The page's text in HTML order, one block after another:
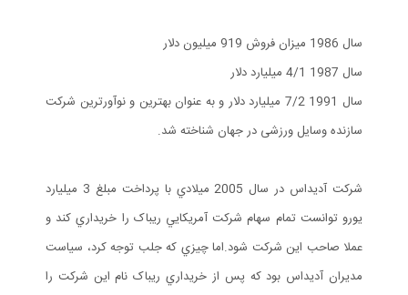
سال 1986 میزان فروش 919 میلیون دلار
سال 1987 4/1 میلیارد دلار
سال 1991 7/2 میلیارد دلار و به عنوان بهترین و نوآورترین شرکت
سازنده وسایل ورزشی در جهان شناخته شد.
شرکت آديداس در سال 2005 ميلادي با پرداخت مبلغ 3 ميليارد
يورو توانست تمام سهام شرکت آمريکايي ريباک را خريداري کند و
عملا صاحب اين شرکت شود.اما چيزي که جلب توجه کرد، سياست
مديران آديداس بود که پس از خريداري ريباک نام اين شرکت را